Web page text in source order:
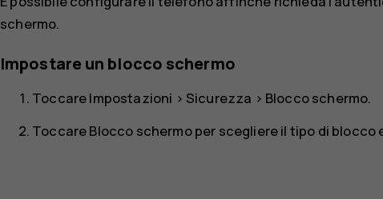
schermo.
Impostare un blocco schermo
ToccareImpostazioni > Sicurezza > Blocco schermo.
ToccareBlocco schermoper scegliere il tipo di blocco